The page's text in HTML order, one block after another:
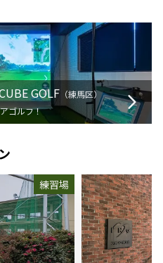
GOLF （練馬区）
ゴルフ！
練習場